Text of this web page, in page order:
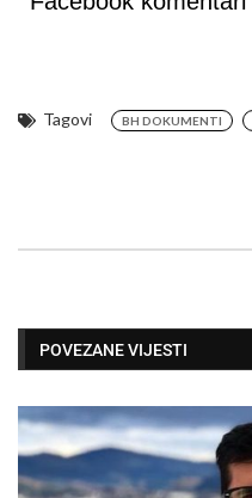
Tagovi BH DOKUMENTI
POVEZANE VIJESTI